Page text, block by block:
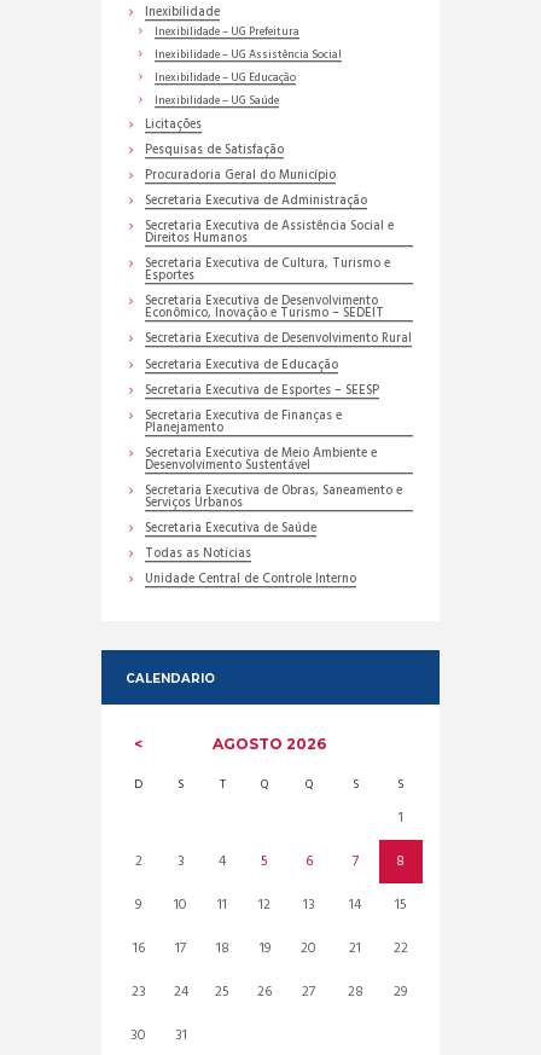
Inexibilidade
Inexibilidade – UG Prefeitura
Inexibilidade – UG Assistência Social
Inexibilidade – UG Educação
Inexibilidade – UG Saúde
Licitações
Pesquisas de Satisfação
Procuradoria Geral do Município
Secretaria Executiva de Administração
Secretaria Executiva de Assistência Social e
Direitos Humanos
Secretaria Executiva de Cultura, Turismo e
Esportes
Secretaria Executiva de Desenvolvimento
Econômico, Inovação e Turismo – SEDEIT
Secretaria Executiva de Desenvolvimento Rural
Secretaria Executiva de Educação
Secretaria Executiva de Esportes – SEESP
Secretaria Executiva de Finanças e
Planejamento
Secretaria Executiva de Meio Ambiente e
Desenvolvimento Sustentável
Secretaria Executiva de Obras, Saneamento e
Serviços Urbanos
Secretaria Executiva de Saúde
Todas as Noticias
Unidade Central de Controle Interno
CALENDARIO
AGOSTO2026
D S T Q Q S S
1
2
3 4 5 6 7
8
9
10 11 12 13 14
15
16
17 18 19 20 21
22
23
24 25 26 27 28
29
30
31